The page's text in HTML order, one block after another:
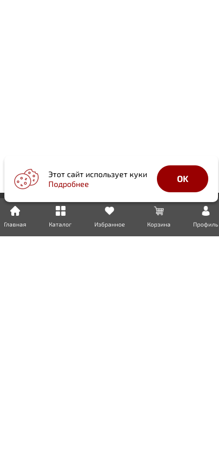
Главная Каталог Избранное Корзина Профиль
Этот сайт использует куки
Подробнее
OK